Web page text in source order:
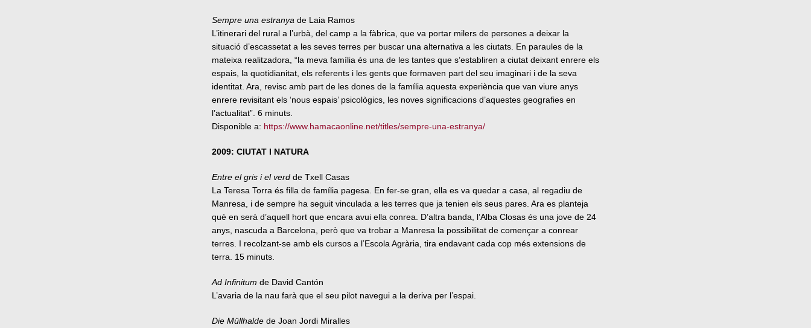
Sempre una estranya de Laia Ramos
L’itinerari del rural a l’urbà, del camp a la fàbrica, que va portar milers de persones a deixar la
situació d’escassetat a les seves terres per buscar una alternativa a les ciutats. En paraules de la
mateixa realitzadora, “la meva família és una de les tantes que s’establiren a ciutat deixant enrere els
espais, la quotidianitat, els referents i les gents que formaven part del seu imaginari i de la seva
identitat. Ara, revisc amb part de les dones de la família aquesta experiència que van viure anys
enrere revisitant els ‘nous espais’ psicològics, les noves significacions d’aquestes geografies en
l’actualitat”. 6 minuts.
Disponible a: https://www.hamacaonline.net/titles/sempre-una-estranya/
2009: CIUTAT I NATURA
Entre el gris i el verd de Txell Casas
La Teresa Torra és filla de família pagesa. En fer-se gran, ella es va quedar a casa, al regadiu de
Manresa, i de sempre ha seguit vinculada a les terres que ja tenien els seus pares. Ara es planteja
què en serà d’aquell hort que encara avui ella conrea. D’altra banda, l’Alba Closas és una jove de 24
anys, nascuda a Barcelona, però que va trobar a Manresa la possibilitat de començar a conrear
terres. I recolzant-se amb els cursos a l’Escola Agrària, tira endavant cada cop més extensions de
terra. 15 minuts.
Ad Infinitum de David Cantón
L’avaria de la nau farà que el seu pilot navegui a la deriva per l’espai.
Die Müllhalde de Joan Jordi Miralles